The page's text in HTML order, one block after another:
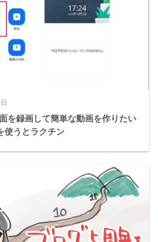
を録画して簡単な動画を作りたい
使うとラクチン